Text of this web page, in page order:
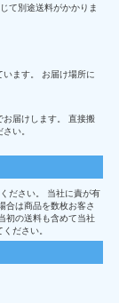
て別途送料がかかりま
います。 お届け場所に
お届けします。 直接搬
い。
ださい。 当社に責が有
合は商品を数枚お客さ
初の送料も含めて当社
ださい。